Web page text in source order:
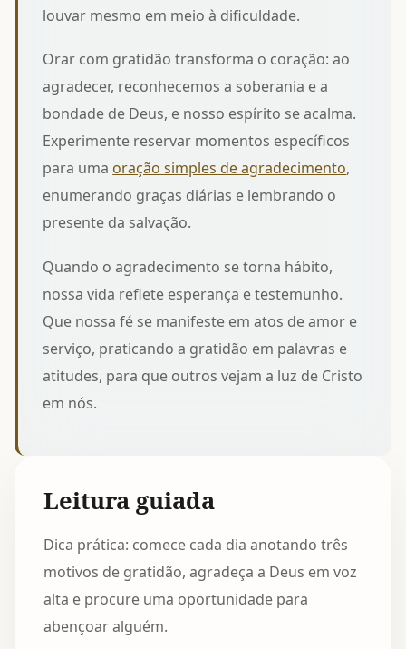
louvar mesmo em meio à dificuldade.
Orar com gratidão transforma o coração: ao
agradecer, reconhecemos a soberania e a
bondade de Deus, e nosso espírito se acalma.
Experimente reservar momentos específicos
para uma oração simples de agradecimento,
enumerando graças diárias e lembrando o
presente da salvação.
Quando o agradecimento se torna hábito,
nossa vida reflete esperança e testemunho.
Que nossa fé se manifeste em atos de amor e
serviço, praticando a gratidão em palavras e
atitudes, para que outros vejam a luz de Cristo
em nós.
Leitura guiada
Dica prática: comece cada dia anotando três
motivos de gratidão, agradeça a Deus em voz
alta e procure uma oportunidade para
abençoar alguém.